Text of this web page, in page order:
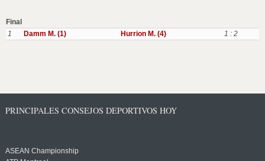
Final
1
Damm M. (1) Hurrion M. (4) 1 : 2
PRINCIPALES CONSEJOS DEPORTIVOS HOY
ASEAN Championship